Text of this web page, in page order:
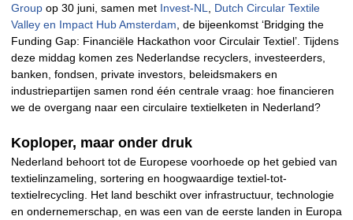
Group op 30 juni, samen met Invest-NL
Dutch Circular Textile
Valley en Impact Hub Amsterdam , de bijeenkomst ‘Bridging the
Funding Gap: Financiële Hackathon voor Circulair Textiel’. Tijdens
deze middag komen zes Nederlandse recyclers, investeerders,
banken, fondsen, private investors, beleidsmakers en
industriepartijen samen rond één centrale vraag: hoe financieren
we de overgang naar een circulaire textielketen in Nederland?
Koploper, maar onder druk
Nederland behoort tot de Europese voorhoede op het gebied van
textielinzameling, sortering en hoogwaardige textiel-tot-
textielrecycling. Het land beschikt over infrastructuur, technologie
en ondernemerschap, en was een van de eerste landen in Europa